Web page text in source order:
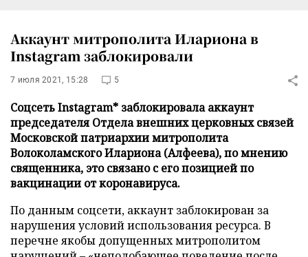
Аккаунт митрополита Илариона в
Instagram заблокировали
7 июля 2021, 15:28 5
Соцсеть Instagram* заблокировала аккаунт
председателя Отдела внешних церковных связей
Московской патриархии митрополита
Волоколамского Илариона (Алфеева), по мнению
священника, это связано с его позицией по
вакцинации от коронавируса.
По данным соцсети, аккаунт заблокирован за
нарушения условий использования ресурса. В
перечне якобы допущенных митрополитом